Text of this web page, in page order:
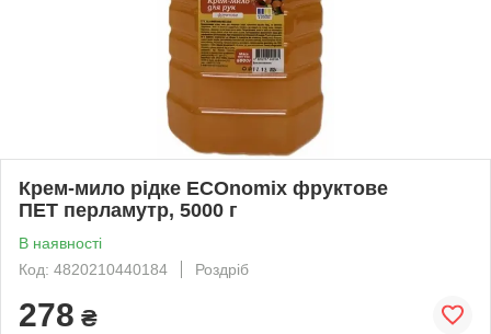
Крем-мило рідке ECOnomix фруктове
ПЕТ перламутр, 5000 г
В наявності
Код: 4820210440184
Роздріб
278 ₴